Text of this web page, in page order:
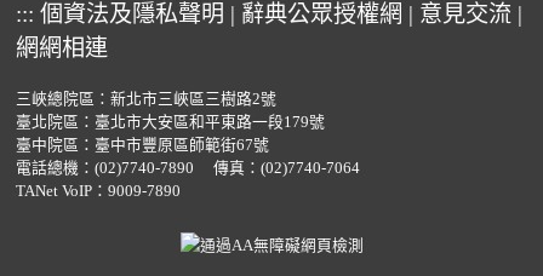
::: 個資法及隱私聲明 | 辭典公眾授權網 | 意見交流 |
網網相連
三峽總院區：新北市三峽區三樹路2號
臺北院區：臺北市大安區和平東路一段179號
臺中院區：臺中市豐原區師範街67號
電話總機： (02)7740-7890
傳真：(02)7740-7064
TANet VoIP：9009-7890